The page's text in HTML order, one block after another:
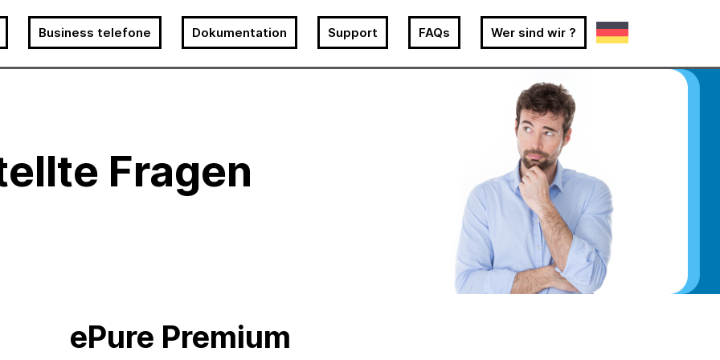
Business telefone Dokumentation Support FAQs Wer sind wir ?
Fragen
ePure Premium